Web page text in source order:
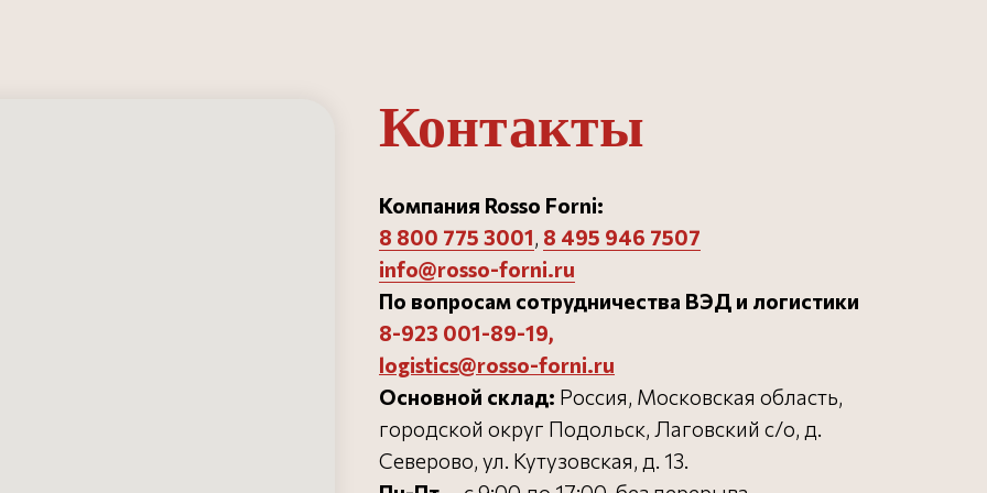
Контакты
Компания Rosso Forni:
8 800 775 3001, 8 495 946 7507
info@rosso-forni.ru
По вопросам сотрудничества ВЭД и логистики
8-923 001-89-19,
logistics@rosso-forni.ru
Основной склад: Россия, Московская область,
городской округ Подольск, Лаговский с/о, д.
Северово, ул. Кутузовская, д. 13.
Готовые проекты